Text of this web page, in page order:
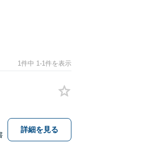
1件中 1-1件を表示
詳細を見る